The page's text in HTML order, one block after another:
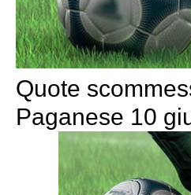
Quote
Paganese 10